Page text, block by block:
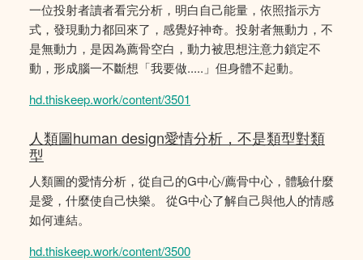
一位投射者讀者看完分析，明白自己能量，依照指示方
式，發現動力都回來了，感覺好神奇。投射者無動力，不
是無動力，是因為薦骨空白，動力被思想注意力鎖定不
動，形成腦一不斷想「我要做.....」但身體不起動。
hd.thiskeep.work/content/3501
人類圖human design愛情分析，不是類型對類
型
人類圖的愛情分析，從自己的G中心/薦骨中心，體驗什麼
是愛，什麼使自己快樂。 從G中心了解自己與他人的情感
如何連結。
hd.thiskeep.work/content/3500